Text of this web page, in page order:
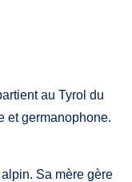
au Tyrol du
et germanophone.
Sa mère gère